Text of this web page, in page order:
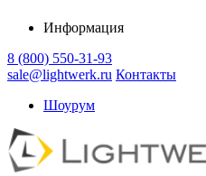
Информация
8 (800) 550-31-93
sale@lightwerk.ru Контакты
Шоурум